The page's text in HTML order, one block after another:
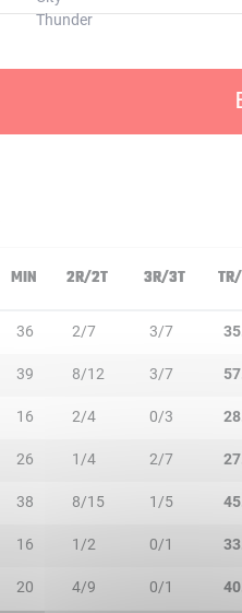
MIN 2R/2T 3R/3T
36 2/7 3/7
39 8/12 3/7
16 2/4 0/3
26 1/4 2/7
38 8/15 1/5
16 1/2 0/1
20 4/9 0/1